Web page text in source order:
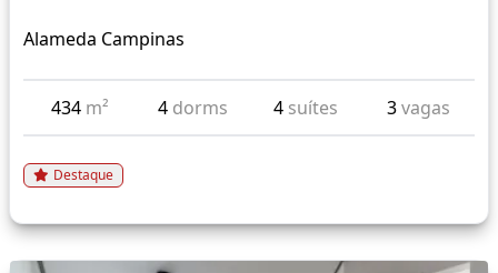
Alameda Campinas
434 m² 4 dorms 4 suítes 3vagas
Destaque